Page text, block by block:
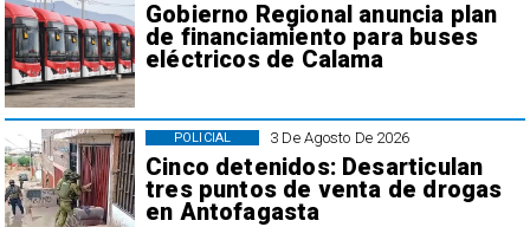
Gobierno Regional anuncia plan
de financiamiento para buses
eléctricos de Calama
3 De Agosto De 2026
Cinco detenidos: Desarticulan
tres puntos de venta de drogas
en Antofagasta
POLICIAL